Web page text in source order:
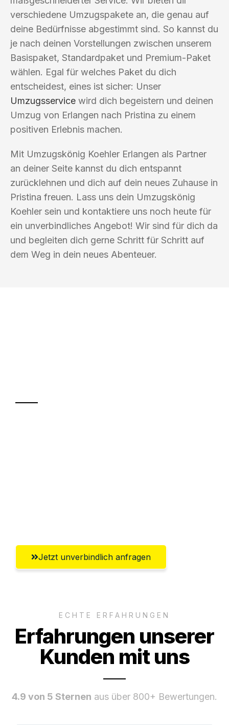
verschiedene Umzugspakete an, die genau auf
deine Bedürfnisse abgestimmt sind. So kannst du
je nach deinen Vorstellungen zwischen unserem
Basispaket, Standardpaket und Premium-Paket
wählen. Egal für welches Paket du dich
entscheidest, eines ist sicher: Unser
Umzugsservice wird dich begeistern und deinen
Umzug von Erlangen nach Pristina zu einem
positiven Erlebnis machen.
Mit Umzugskönig Koehler Erlangen als Partner
an deiner Seite kannst du dich entspannt
zurücklehnen und dich auf dein neues Zuhause in
Pristina freuen. Lass uns dein Umzugskönig
Koehler sein und kontaktiere uns noch heute für
ein unverbindliches Angebot! Wir sind für dich da
und begleiten dich gerne Schritt für Schritt auf
dem Weg in dein neues Abenteuer.
Jetzt unverbindlich anfragen
ECHTE ERFAHRUNGEN
Erfahrungen unserer
Kunden mit uns
4.9 von 5 Sternen aus über 800+ Bewertungen.